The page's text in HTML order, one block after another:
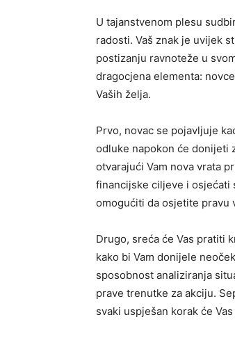
U tajanstvenom plesu
radosti. Vaš znak je uvijek
postizanju ravnoteže u
dragocjena elementa:
Vaših želja.
Prvo, novac se pojavljuje
odluke napokon će donijeti
otvarajući Vam nova vrata
financijske ciljeve i osjećati
omogućiti da osjetite pravu
Drugo, sreća će Vas pratiti
kako bi Vam donijele
sposobnost analiziranja
prave trenutke za akciju.
svaki uspješan korak će